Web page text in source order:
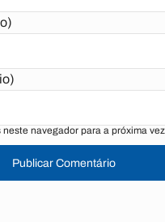
navegador para a próxima
Publicar Comentário